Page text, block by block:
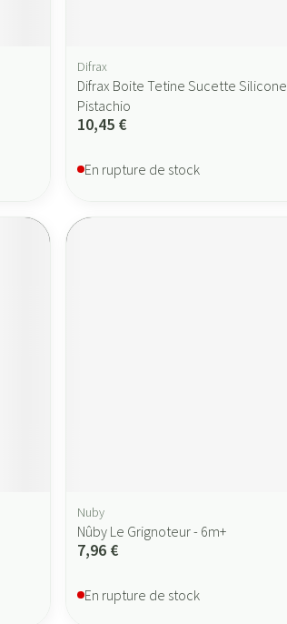
Difrax
Difrax Boite Tetine Sucette Silicone
Pistachio
10,45 €
En rupture de stock
Nuby
Nûby Le Grignoteur - 6m+
7,96 €
En rupture de stock